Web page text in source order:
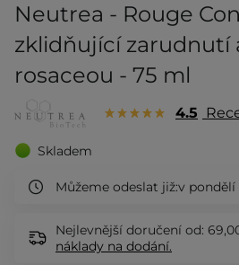
Neutrea - Rouge
zklidňující zarudnutí
rosaceou - 75 ml
4.5
Skladem
Můžeme odeslat již:v pondělí
Nejlevnější doručení od:
náklady na dodání.